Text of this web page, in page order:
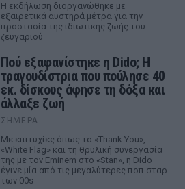
Η εκδήλωση διοργανώθηκε με
εξαιρετικά αυστηρά μέτρα για την
προστασία της ιδιωτικής ζωής του
ζευγαριού
Πού εξαφανίστηκε η Dido; Η
τραγουδίστρια που πούλησε 40
εκ. δίσκους άφησε τη δόξα και
άλλαξε ζωή
ΣΉΜΕΡΑ
Με επιτυχίες όπως τα «Thank You»,
«White Flag» και τη θρυλική συνεργασία
της με τον Eminem στο «Stan», η Dido
έγινε μία από τις μεγαλύτερες ποπ σταρ
των 00s